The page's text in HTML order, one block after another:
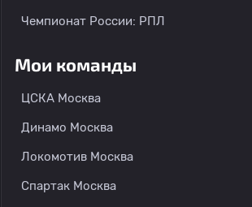
Чемпионат России: РПЛ
Мои команды
ЦСКА Москва
Динамо Москва
Локомотив Москва
Спартак Москва